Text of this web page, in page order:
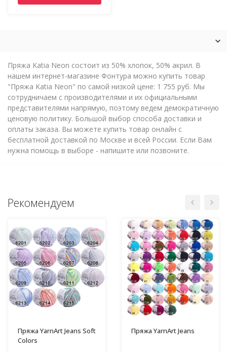
Пряжа Katia Neon состоит из 50% хлопок, 50% акрил. В
нашем интернет-магазине Фонтура можно купить товар
"Пряжа Katia Neon" по самой низкой цене: 1 755 руб. Мы
сотрудничаем с производителями и их официальными
представителями напрямую, поэтому ведем демократичную
ценовую политику. Большой выбор способа доставки и
оплаты заказа. Вы можете купить товар онлайн с
бесплатной доставкой по Москве и всей России. Если Вам
нужна помощь в выборе - напишите или позвоните.
Рекомендуем
Пряжа YarnArt Jeans Soft
Colors
Пряжа YarnArt Jeans